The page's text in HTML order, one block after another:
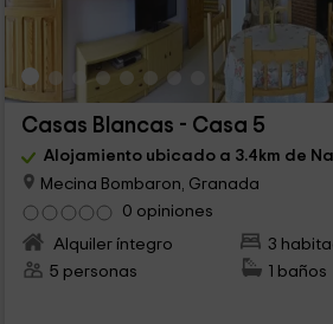
Casas Blancas - Casa 5
Alojamiento ubicado a 3.4km de
Mecina Bombaron, Granada
0 opiniones
Alquiler íntegro
3
5 personas
1 baños